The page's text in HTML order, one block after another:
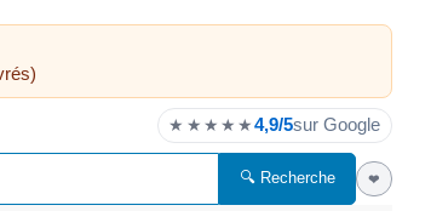
★★★★★4,9/5sur Google
🔍 Recherche ❤